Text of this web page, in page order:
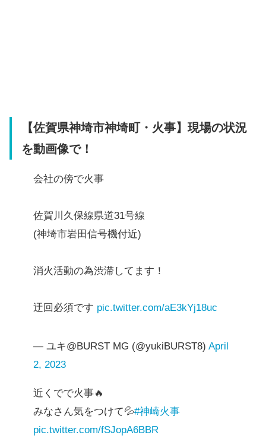
【佐賀県神埼市神埼町・火事】現場の状況
を動画像で！
会社の傍で火事
佐賀川久保線県道31号線
(神埼市岩田信号機付近)
消火活動の為渋滞してます！
迂回必須です pic.twitter.com/aE3kYj18uc
— ユキ@BURST MG (@yukiBURST8) April
2, 2023
近くでで火事🔥
みなさん気をつけて💦#神崎火事
pic.twitter.com/fSJopA6BBR